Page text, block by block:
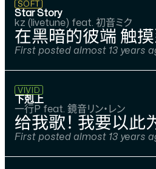
Star Story
kz (livetune) feat. 初音ミク
SOFT
在黑暗的彼端 触
First posted almost 13 years
下剋上
一行P feat. 鏡音リン・レン
VIVID
给我歌！ 我要以此
First posted almost 13 years